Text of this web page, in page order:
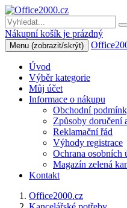
Nákupní košík je prázdný
Menu (zobrazit/skrýt)
Úvod
Výběr kategorie
Můj účet
Informace o nákupu
Obchodní
Způsoby doručení
Reklamační řád
Výhody registrace
Ochrana osobních
Magazín zelená
Kontakt
Office2000.cz